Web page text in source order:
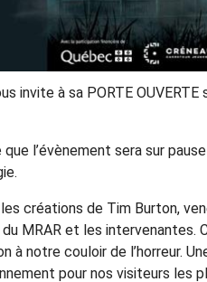
invite à sa PORTE
que l’évènement sera sur
les créations de Tim Burton,
MRAR et les intervenantes.
à notre couloir de l’horreur.
pour nos visiteurs les